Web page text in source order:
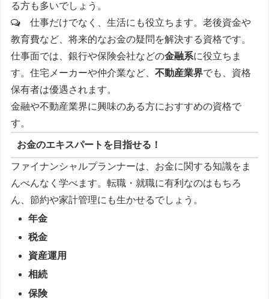
る方も多いでしょう。
仕事だけでなく、生活にも役立ちます。老後資金や
教育費など、将来的なお金の疑問を解決する資格です。
仕事面では、銀行や保険会社などの金融系に役立ちま
す。住宅メーカーや仲介業など、不動産業界でも、資格
保有者は優遇されます。
金融や不動産業界に興味のある方におすすめの資格で
す。
お金のエキスパートを目指せる！
ファイナンシャルプランナーは、お金に関する知識をま
んべんなく学べます。転職・就職に有利なのはもちろ
ん、節約や家計管理にも生かせるでしょう。
年金
税金
資産運用
相続
保険